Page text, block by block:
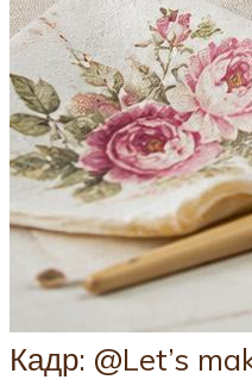
Кадр: @Let’s